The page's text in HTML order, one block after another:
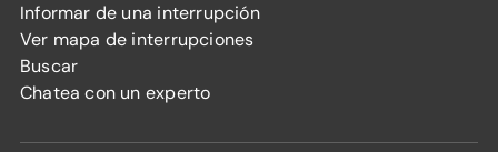
Informar de una interrupción
Ver mapa de interrupciones
Buscar
Chatea con un experto